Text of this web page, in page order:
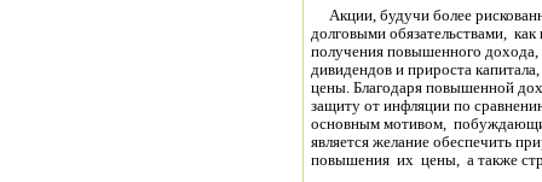
Акции, будучи более
долговыми обязательствами,
получения повышенного
дивидендов и прироста
цены. Благодаря повышенной
защиту от инфляции по
основным мотивом,
является желание обеспечить
повышения их цены, а также